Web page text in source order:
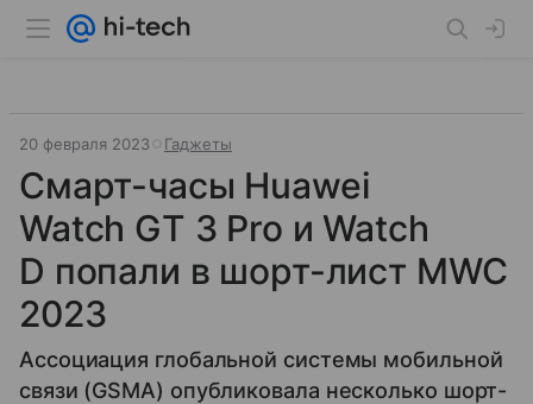
20 февраля 2023 Гаджеты
Смарт-часы Huawei
Watch GT 3 Pro и Watch
D попали в шорт-лист MWC
2023
Ассоциация глобальной системы мобильной
связи (GSMA) опубликовала несколько шорт-